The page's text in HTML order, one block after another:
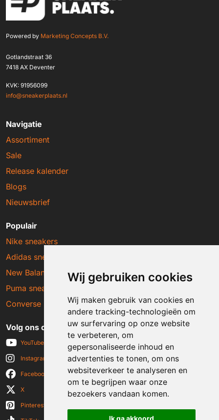
Wij gebruiken cookies
Wij maken gebruik van cookies en
andere tracking-technologieën om
uw surfervaring op onze website
te verbeteren, om
gepersonaliseerde inhoud en
advertenties te tonen, om ons
websiteverkeer te analyseren en
om te begrijpen waar onze
bezoekers vandaan komen.
Ik ga akkoord
Powered by Marketing Concepts B.V.
Gotlandstraat 36
7418 AX Deventer
KVK: 91956099
info@sneakerplaats.nl
Navigatie
Assortiment
Sale
Release kalender
Blogs
Nieuwsbrief
Populair
Nike sneakers
Adidas sneakers
New Balance sneakers
Puma sneakers
Converse sneakers
Volg ons op social media
YouTube
Instagram
Facebook
X
Pinterest